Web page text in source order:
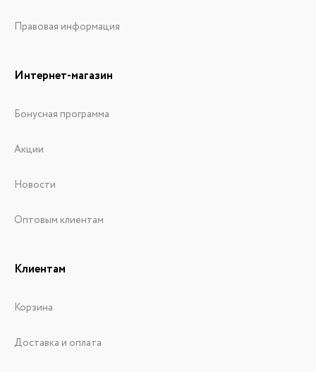
Правовая информация
Интернет-магазин
Бонусная программа
Акции
Новости
Оптовым клиентам
Клиентам
Корзина
Доставка и оплата